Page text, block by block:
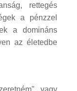
rettegés
a pénzzel
a domináns
az életedbe
vagy